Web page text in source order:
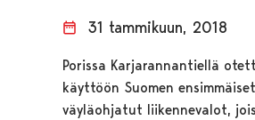
31 tammikuun, 2018
Porissa Karjarannantiellä
käyttöön Suomen ensimmäiset
väyläohjatut liikennevalot,